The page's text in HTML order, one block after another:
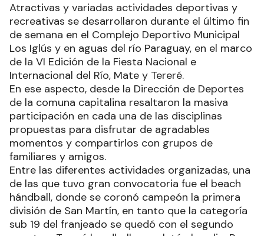
Atractivas y variadas actividades deportivas y
recreativas se desarrollaron durante el último fin
de semana en el Complejo Deportivo Municipal
Los Iglús y en aguas del río Paraguay, en el marco
de la VI Edición de la Fiesta Nacional e
Internacional del Río, Mate y Tereré.
En ese aspecto, desde la Dirección de Deportes
de la comuna capitalina resaltaron la masiva
participación en cada una de las disciplinas
propuestas para disfrutar de agradables
momentos y compartirlos con grupos de
familiares y amigos.
Entre las diferentes actividades organizadas, una
de las que tuvo gran convocatoria fue el beach
hándball, donde se coronó campeón la primera
división de San Martín, en tanto que la categoría
sub 19 del franjeado se quedó con el segundo